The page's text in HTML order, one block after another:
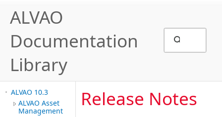
ALVAO
Documentation
Library
ALVAO 10.3
ALVAO Asset
Management
Release Notes